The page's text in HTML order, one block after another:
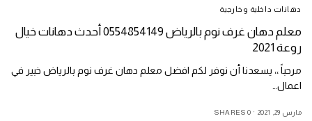
دهانات داخلية وخارجية
معلم دهان غرف نوم بالرياض 0554854149 أحدث دهانات خيال
روعة 2021
مرحباً ،، يسعدنا أن نوفر لكم افضل معلم دهان غرف نوم بالرياض خبير في
اعمال…
مارس 29, 2021 0 SHARES